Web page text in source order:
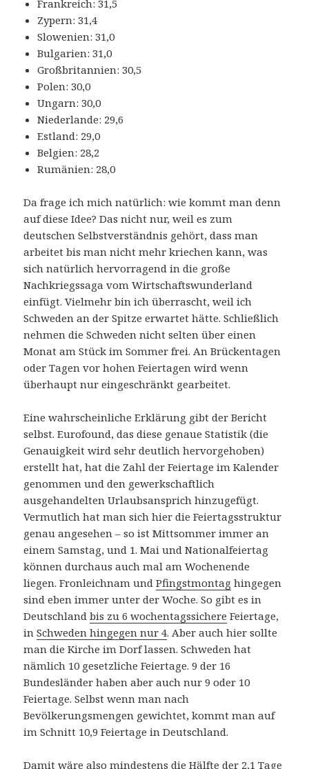
Frankreich: 31,5
Zypern: 31,4
Slowenien: 31,0
Bulgarien: 31,0
Großbritannien: 30,5
Polen: 30,0
Ungarn: 30,0
Niederlande: 29,6
Estland: 29,0
Belgien: 28,2
Rumänien: 28,0
Da frage ich mich natürlich: wie kommt man denn
auf diese Idee? Das nicht nur, weil es zum
deutschen Selbstverständnis gehört, dass man
arbeitet bis man nicht mehr kriechen kann, was
sich natürlich hervorragend in die große
Nachkriegssaga vom Wirtschaftswunderland
einfügt. Vielmehr bin ich überrascht, weil ich
Schweden an der Spitze erwartet hätte. Schließlich
nehmen die Schweden nicht selten über einen
Monat am Stück im Sommer frei. An Brückentagen
oder Tagen vor hohen Feiertagen wird wenn
überhaupt nur eingeschränkt gearbeitet.
Eine wahrscheinliche Erklärung gibt der Bericht
selbst. Eurofound, das diese genaue Statistik (die
Genauigkeit wird sehr deutlich hervorgehoben)
erstellt hat, hat die Zahl der Feiertage im Kalender
genommen und den gewerkschaftlich
ausgehandelten Urlaubsansprich hinzugefügt.
Vermutlich hat man sich hier die Feiertagsstruktur
genau angesehen – so ist Mittsommer immer an
einem Samstag, und 1. Mai und Nationalfeiertag
können durchaus auch mal am Wochenende
liegen. Fronleichnam undPfingstmontag hingegen
sind eben immer unter der Woche. So gibt es in
Deutschlandbis zu 6 wochentagssichere Feiertage,
inSchweden hingegen nur 4. Aber auch hier sollte
man die Kirche im Dorf lassen. Schweden hat
nämlich 10 gesetzliche Feiertage. 9 der 16
Bundesländer haben aber auch nur 9 oder 10
Feiertage. Selbst wenn man nach
Bevölkerungsmengen gewichtet, kommt man auf
im Schnitt 10,9 Feiertage in Deutschland.
Damit wäre also mindestens die Hälfte der 2,1 Tage